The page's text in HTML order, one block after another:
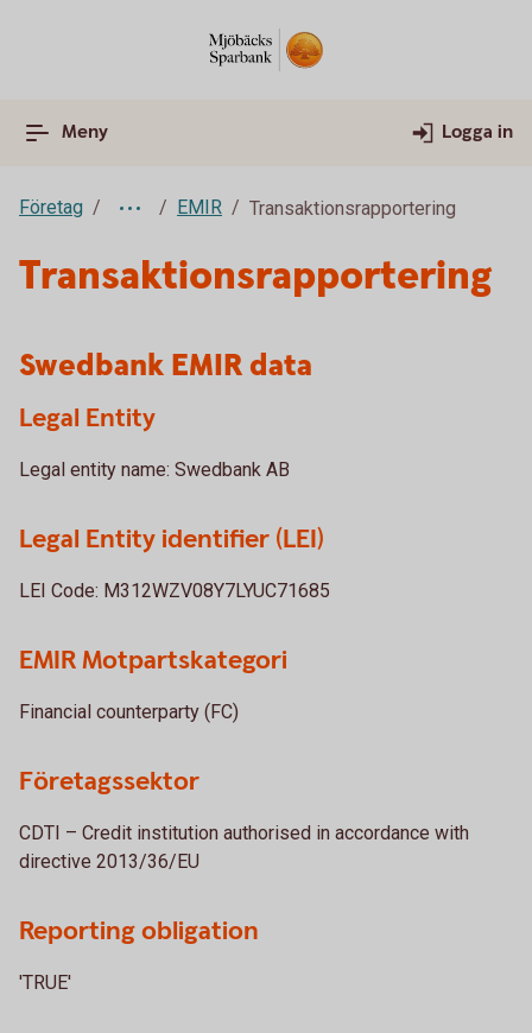
Meny Logga in
Företag EMIR Transaktionsrapportering
Transaktionsrapportering
Swedbank EMIR data
Legal Entity
Legal entity name: Swedbank AB
Legal Entity identifier (LEI)
LEI Code: M312WZV08Y7LYUC71685
EMIR Motpartskategori
Financial counterparty (FC)
Företagssektor
CDTI – Credit institution authorised in accordance with
directive 2013/36/EU
Reporting obligation
'TRUE'